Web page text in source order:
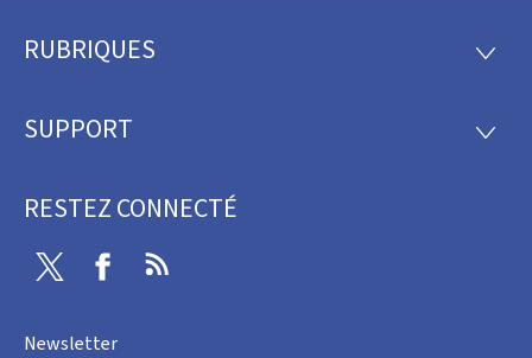
Pied
page
RUBRIQUES
SUPPORT
RESTEZ CONNECTÉ
Twitter Facebook
Newsletter